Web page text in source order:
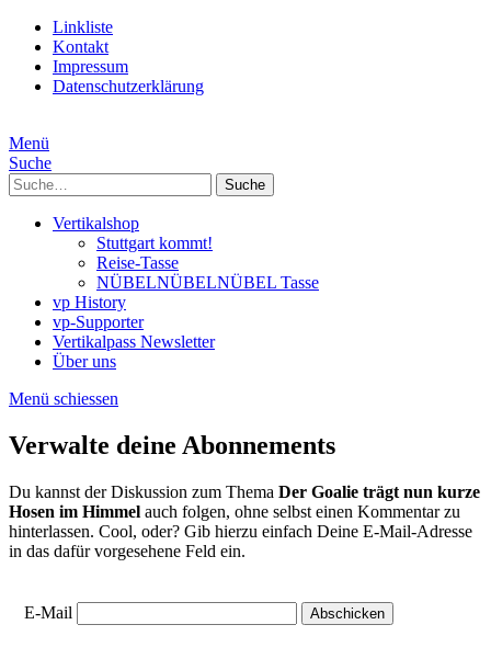
Linkliste
Kontakt
Impressum
Datenschutzerklärung
Menü
Suche
Suche
Vertikalshop
Stuttgart kommt!
Reise-Tasse
NÜBELNÜBELNÜBEL Tasse
vp History
vp-Supporter
Vertikalpass Newsletter
Über uns
Menü schiessen
Verwalte deine Abonnements
Du kannst der Diskussion zum Thema Der Goalie trägt nun kurze
Hosen im Himmel auch folgen, ohne selbst einen Kommentar zu
hinterlassen. Cool, oder? Gib hierzu einfach Deine E-Mail-Adresse
in das dafür vorgesehene Feld ein.
E-Mail